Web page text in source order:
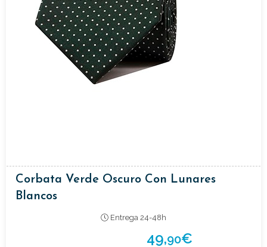
Corbata Verde Oscuro Con Lunares
Blancos
Entrega 24-48h
49,90€